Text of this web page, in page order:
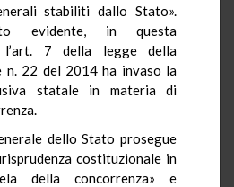
stabiliti dallo Stato».
evidente, in questa
l’art. 7 della legge della
n. 22 del 2014 ha invaso la
statale in materia di
dello Stato prosegue
costituzionale in
della concorrenza» e